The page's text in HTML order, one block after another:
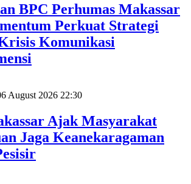
BPC Perhumas Makassar
Perkuat Strategi
Komunikasi
August 2026 22:30
Ajak Masyarakat
Jaga Keanekaragaman